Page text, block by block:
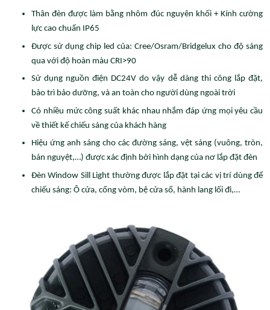
Thân đèn được làm bằng nhôm đúc nguyên khối + Kính cường
lực cao chuẩn IP65
Được sử dụng chip led của: Cree/Osram/Bridgelux cho độ sáng
qua với độ hoàn màu CRI>90
Sử dụng nguồn điện DC24V do vậy dễ dàng thi công lắp đặt,
bảo trì bảo dưỡng, và an toàn cho người dùng ngoài trời
Có nhiều mức công suất khác nhau nhắm đáp ứng mọi yêu cầu
về thiết kế chiếu sáng của khách hàng
Hiệu ứng anh sáng cho các đường sáng, vệt sáng (vuông, tròn,
bán nguyệt,…) được xác định bởi hình dạng của nơ lắp đặt đèn
Đèn Window Sill Light thường được lắp đặt tại các vị trí dùng để
chiếu sáng: Ô cửa, cổng vòm, bệ cửa sổ, hành lang lối đi,…